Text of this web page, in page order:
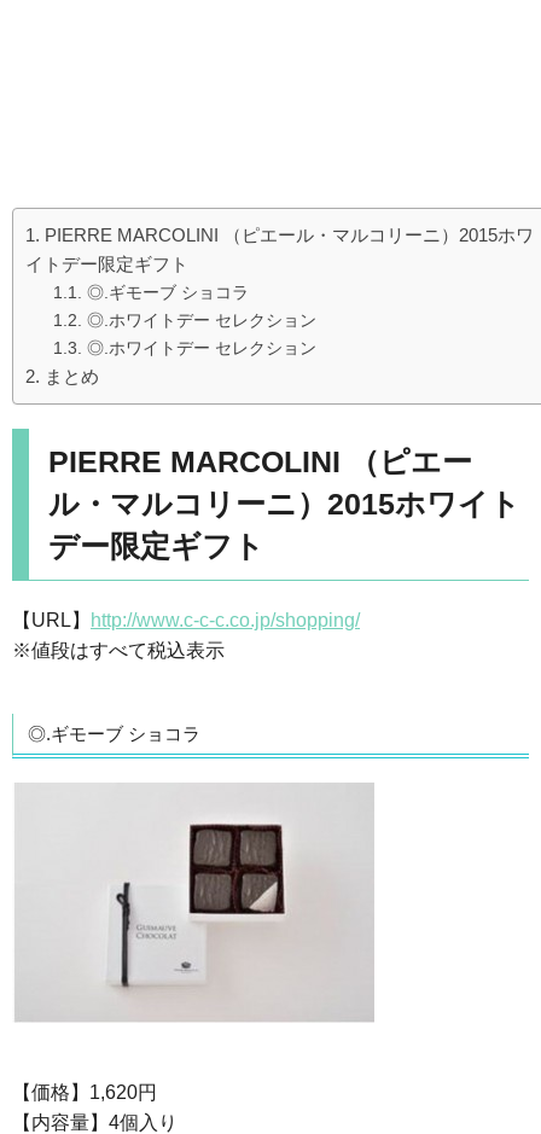
PIERRE MARCOLINI （ピエール・マルコリーニ）2015ホワ
イトデー限定ギフト
◎.ギモーブ ショコラ
◎.ホワイトデー セレクション
◎.ホワイトデー セレクション
まとめ
PIERRE MARCOLINI （ピエー
ル・マルコリーニ）2015ホワイト
デー限定ギフト
【URL】
http://www.c-c-c.co.jp/shopping/
※値段はすべて税込表示
◎.ギモーブ ショコラ
【価格】1,620円
【内容量】4個入り